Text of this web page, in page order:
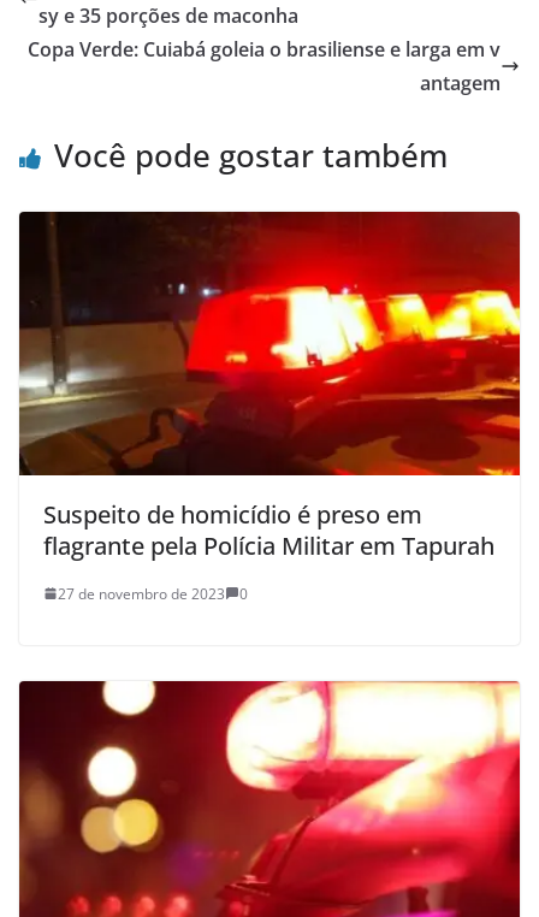
sy e 35 porções de maconha
Copa Verde: Cuiabá goleia o brasiliense e larga em v
antagem
Você pode gostar também
Suspeito de homicídio é preso em
flagrante pela Polícia Militar em Tapurah
27 de novembro de 2023 0